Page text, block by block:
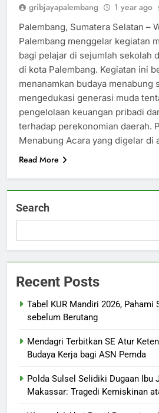
gribjayapalembang 1 year ago
Palembang, Sumatera Selatan –
Palembang menggelar kegiatan
bagi pelajar di sejumlah sekolah
di kota Palembang. Kegiatan ini
menanamkan budaya menabung
mengedukasi generasi muda
pengelolaan keuangan pribadi
terhadap perekonomian daerah.
Menabung Acara yang digelar di
Read More
Search
Recent Posts
Tabel KUR Mandiri 2026, Pahami
sebelum Berutang
Mendagri Terbitkan SE Atur
Budaya Kerja bagi ASN Pemda
Polda Sulsel Selidiki Dugaan Ibu
Makassar: Tragedi Kemiskinan